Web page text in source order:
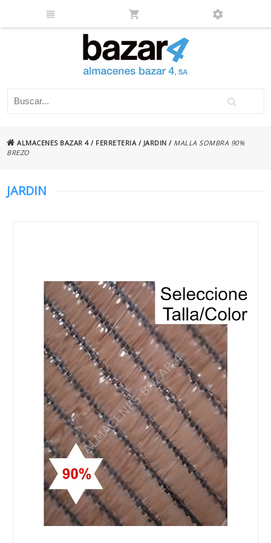
ALMACENES BAZAR 4/ FERRETERIA / JARDIN / MALLA SOMBRA 90%
BREZO
JARDIN